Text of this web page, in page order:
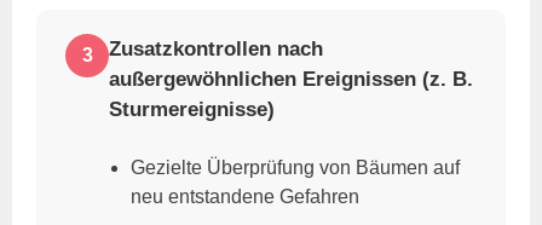
3
Zusatzkontrollen nach
außergewöhnlichen Ereignissen (z. B.
Sturmereignisse)
Gezielte Überprüfung von Bäumen auf
neu entstandene Gefahren